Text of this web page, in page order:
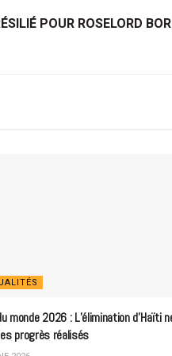
POUR ROSELORD
monde 2026 : L’élimination d’Haïti
progrès réalisés